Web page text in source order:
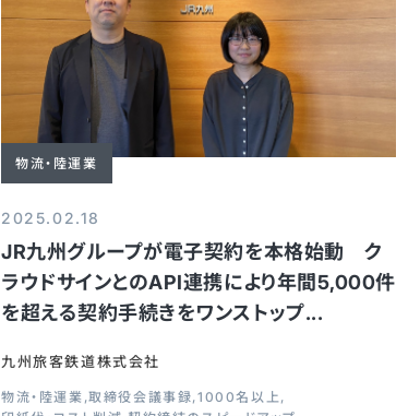
物流・陸運業
2025.02.18
JR九州グループが電子契約を本格始動 ク
ラウドサインとのAPI連携により年間5,000件
を超える契約手続きをワンストップ...
九州旅客鉄道株式会社
物流・陸運業 取締役会議事録 1000名以上